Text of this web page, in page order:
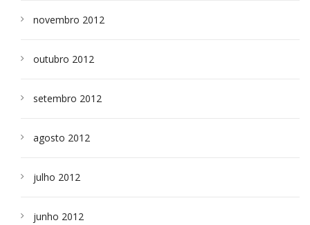
novembro 2012
outubro 2012
setembro 2012
agosto 2012
julho 2012
junho 2012